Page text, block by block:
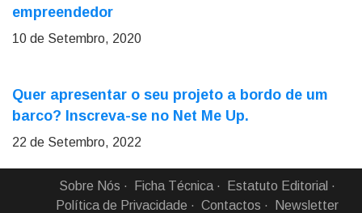
empreendedor
10 de Setembro, 2020
Quer apresentar o seu projeto a bordo de um
barco? Inscreva-se no Net Me Up.
22 de Setembro, 2022
Sobre Nós Ficha Técnica
Estatuto Editorial
Política de Privacidade
Contactos Newsletter